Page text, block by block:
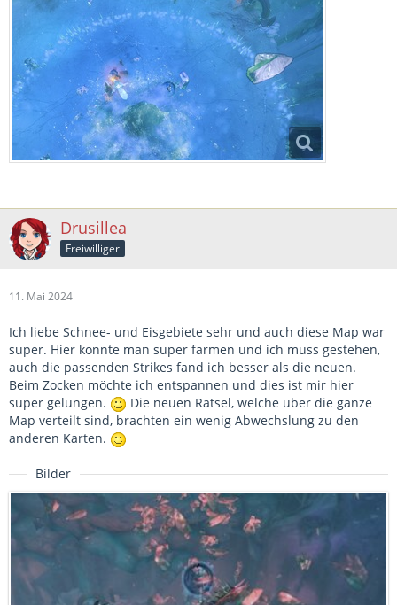
Drusillea
Freiwilliger
11. Mai 2024
Ich liebe Schnee- und Eisgebiete sehr und auch diese Map war
super. Hier konnte man super farmen und ich muss gestehen,
auch die passenden Strikes fand ich besser als die neuen.
Beim Zocken möchte ich entspannen und dies ist mir hier
super gelungen.
Die neuen Rätsel, welche über die ganze
Map verteilt sind, brachten ein wenig Abwechslung zu den
anderen Karten.
Bilder